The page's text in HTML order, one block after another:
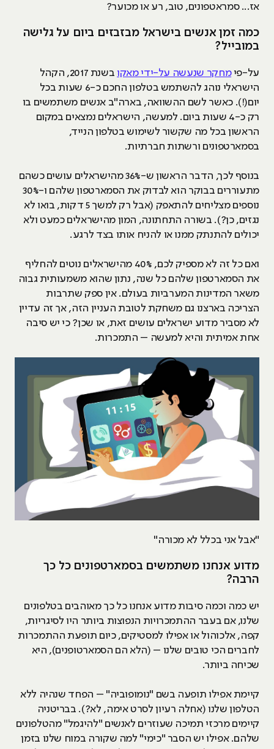
אז... סמראטפונים, טוב, רע או מכוער?
כמה זמן אנשים בישראל מבזבזים ביום על גלישה
במובייל?
על-פימחקר שנעשה על-ידי מאקו
בשנת 2017, הקהל
הישראלי נוהג להשתמש בטלפון החכם כ-6 שעות בכל
יום(!). כאשר לשם ההשוואה, בארה"ב אנשים משתמשים בו
רק כ-4 שעות ביום. למעשה, הישראלים נמצאים במקום
הראשון בכל מה שקשור לשימוש בטלפון הנייד,
בסמארטפונים ורשתות חברתיות.
בנוסף לכך, הדבר הראשון ש-36% מהישראלים עושים כשהם
מתעוררים בבוקר הוא לבדוק את הסמארטפון שלהם ו-30%
נוספים מצליחים להתאפק (אבל רק למשך 5 דקות, בואו לא
נגזים, כן?). בשורה התחתונה, המון מהישראלים כמעט ולא
יכולים להתנתק ממנו או להניח אותו בצד לרגע.
ואם כל זה לא מספיק לכם, 40% מהישראלים נוטים להחליף
את הסמארטפון שלהם כל שנה, נתון שהוא משמעותית גבוה
משאר המדינות המערביות בעולם. אין ספק שתרבות
הצריכה בארצנו גם משחקת לטובת העניין הזה, אך זה עדיין
לא מסביר מדוע ישראלים עושים זאת, או שכן? כי יש סיבה
אחת אמיתית והיא למעשה – התמכרות.
"אבל אני בכלל לא מכורה"
מדוע אנחנו משתמשים בסמארטפונים כל כך
הרבה?
יש כמה וכמה סיבות מדוע אנחנו כל כך מאוהבים בטלפונים
שלנו, אם בעבר ההתמכרויות הנפוצות ביותר היו לסיגריות,
קפה, אלכוהול או אפילו למסטיקים, כיום תופעת ההתמכרות
לחברים הכי טובים שלנו – (הלא הם הסמארטופנים), היא
שכיחה ביותר.
קיימת אפילו תופעה בשם "נומופוביה" – הפחד שנהיה ללא
הטלפון שלנו (אחלה רעיון לסרט אימה, לא?). בבריטניה
קיימים מרכזי תמיכה שעוזרים לאנשים "להיגמל" מהטלפונים
שלהם. אפילו יש הסבר "כימי" למה שקורה במוח שלנו בזמן